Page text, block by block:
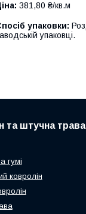
381,80 ₴/кв.м
упаковки:
упаковці.
та штучна трава
гумі
ковролін